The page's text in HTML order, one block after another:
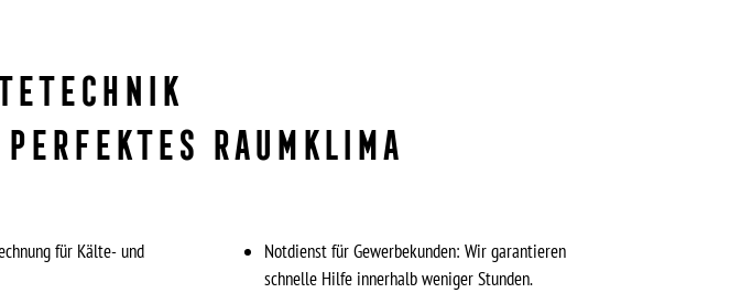
perfektes raumklima
für Kälte- und
Notdienst für Gewerbekunden: Wir garantieren
schnelle Hilfe innerhalb weniger Stunden.